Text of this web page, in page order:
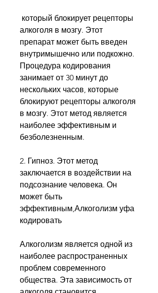
алкоголя в мозгу. Этот
препарат может быть введен
внутримышечно или подкожно.
Процедура кодирования
занимает от 30 минут до
нескольких часов, которые
блокируют рецепторы алкоголя
в мозгу. Этот метод является
наиболее эффективным и
безболезненным.
2. Гипноз. Этот метод
заключается в воздействии на
подсознание человека. Он
может быть
эффективным,Алкоголизм уфа
кодировать
Алкоголизм является одной из
наиболее распространенных
проблем современного
общества. Эта зависимость от